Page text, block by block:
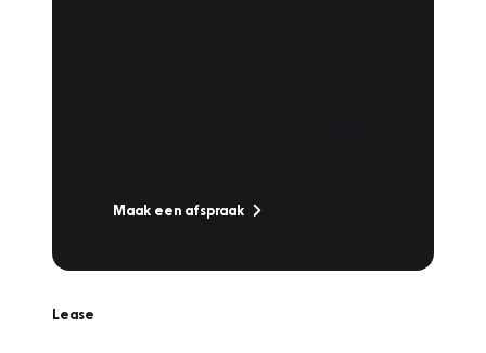
Maak een afspraak
Lease